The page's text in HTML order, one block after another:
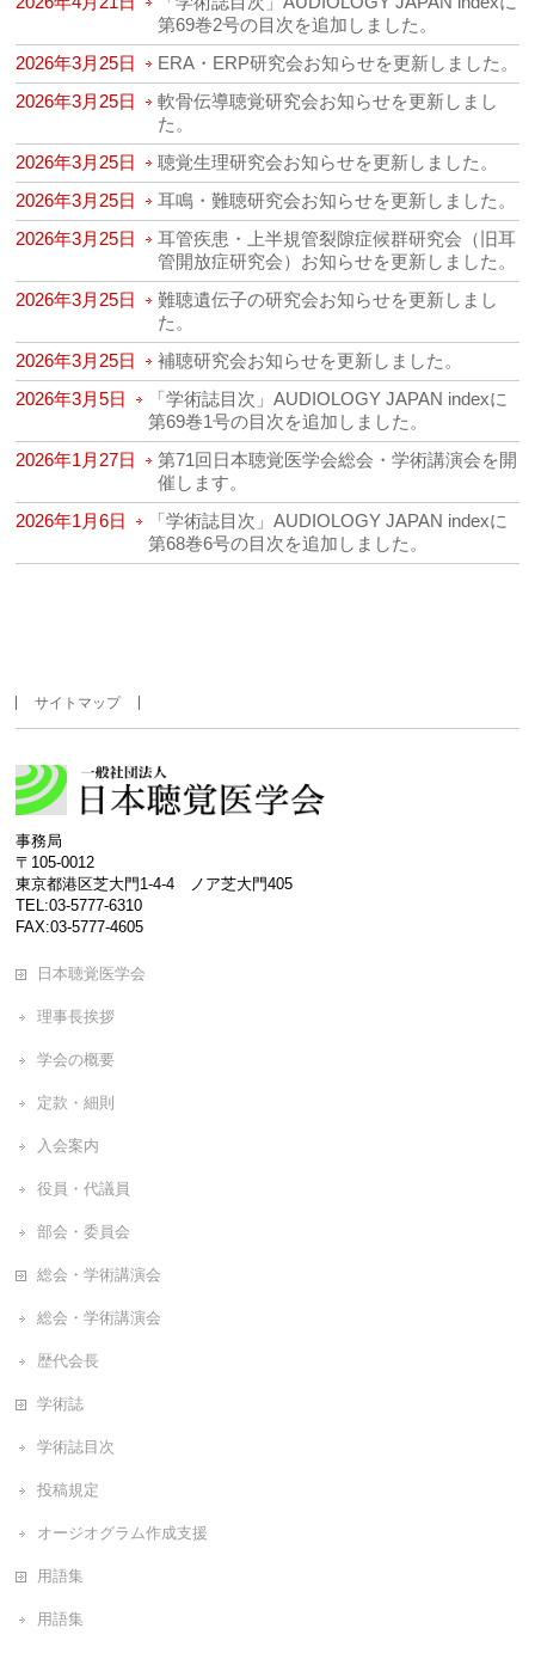
第69巻2号の目次を追加しました。
2026年3月25日
ERA・ERP研究会お知らせを更新しました。
2026年3月25日
軟骨伝導聴覚研究会お知らせを更新しまし
た。
2026年3月25日
聴覚生理研究会お知らせを更新しました。
2026年3月25日
耳鳴・難聴研究会お知らせを更新しました。
2026年3月25日
耳管疾患・上半規管裂隙症候群研究会（旧耳
管開放症研究会）お知らせを更新しました。
2026年3月25日
難聴遺伝子の研究会お知らせを更新しまし
た。
2026年3月25日
補聴研究会お知らせを更新しました。
2026年3月5日
「学術誌目次」AUDIOLOGY JAPAN indexに
第69巻1号の目次を追加しました。
2026年1月27日
第71回日本聴覚医学会総会・学術講演会を開
催します。
2026年1月6日
「学術誌目次」AUDIOLOGY JAPAN indexに
第68巻6号の目次を追加しました。
サイトマップ
事務局
〒105-0012
東京都港区芝大門1-4-4 ノア芝大門405
TEL:03-5777-6310
FAX:03-5777-4605
日本聴覚医学会
理事長挨拶
学会の概要
定款・細則
入会案内
役員・代議員
部会・委員会
総会・学術講演会
総会・学術講演会
歴代会長
学術誌
学術誌目次
投稿規定
オージオグラム作成支援
用語集
用語集